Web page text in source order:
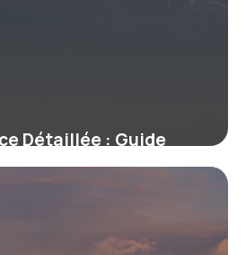
Détaillée : Guide